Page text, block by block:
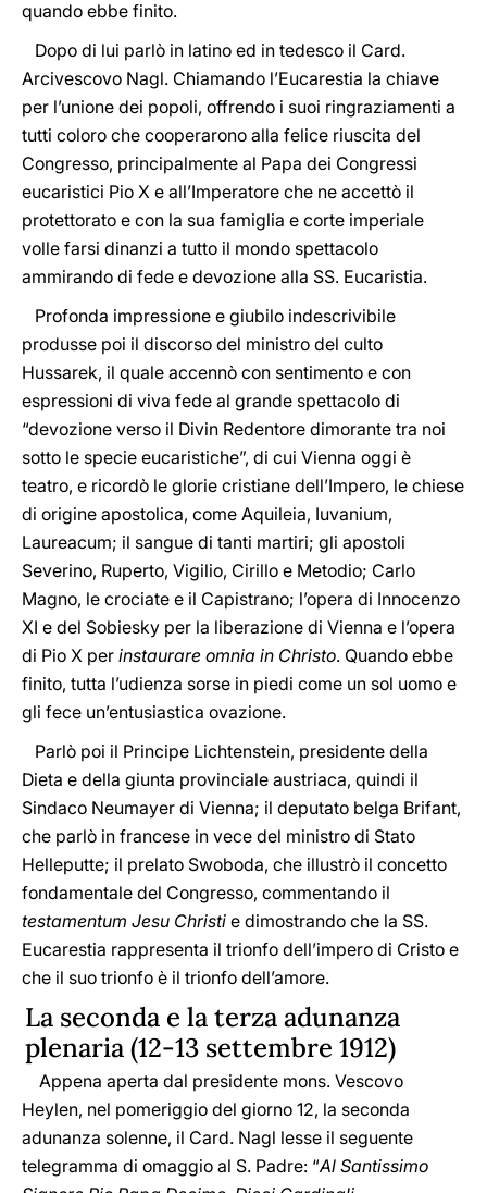
quando ebbe finito.
Dopo di lui parlò in latino ed in tedesco il Card.
Arcivescovo Nagl. Chiamando l’Eucarestia la chiave
per l’unione dei popoli, offrendo i suoi ringraziamenti a
tutti coloro che cooperarono alla felice riuscita del
Congresso, principalmente al Papa dei Congressi
eucaristici Pio X e all’Imperatore che ne accettò il
protettorato e con la sua famiglia e corte imperiale
volle farsi dinanzi a tutto il mondo spettacolo
ammirando di fede e devozione alla SS. Eucaristia.
Profonda impressione e giubilo indescrivibile
produsse poi il discorso del ministro del culto
Hussarek, il quale accennò con sentimento e con
espressioni di viva fede al grande spettacolo di
“devozione verso il Divin Redentore dimorante tra noi
sotto le specie eucaristiche”, di cui Vienna oggi è
teatro, e ricordò le glorie cristiane dell’Impero, le chiese
di origine apostolica, come Aquileia, Iuvanium,
Laureacum; il sangue di tanti martiri; gli apostoli
Severino, Ruperto, Vigilio, Cirillo e Metodio; Carlo
Magno, le crociate e il Capistrano; l’opera di Innocenzo
XI e del Sobiesky per la liberazione di Vienna e l’opera
di Pio X per instaurare omnia in Christo. Quando ebbe
finito, tutta l’udienza sorse in piedi come un sol uomo e
gli fece un’entusiastica ovazione.
Parlò poi il Principe Lichtenstein, presidente della
Dieta e della giunta provinciale austriaca, quindi il
Sindaco Neumayer di Vienna; il deputato belga Brifant,
che parlò in francese in vece del ministro di Stato
Helleputte; il prelato Swoboda, che illustrò il concetto
fondamentale del Congresso, commentando il
testamentum Jesu Christi e dimostrando che la SS.
Eucarestia rappresenta il trionfo dell’impero di Cristo e
che il suo trionfo è il trionfo dell’amore.
La seconda e la terza adunanza
plenaria (12-13 settembre 1912)
Appena aperta dal presidente mons. Vescovo
Heylen, nel pomeriggio del giorno 12, la seconda
adunanza solenne, il Card. Nagl lesse il seguente
telegramma di omaggio al S. Padre: “Al Santissimo